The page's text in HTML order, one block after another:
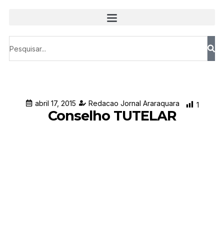
abril 17, 2015 Redacao Jornal Araraquara 1
Conselho TUTELAR